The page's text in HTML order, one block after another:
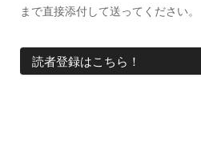
まで直接添付して送ってください。
読者登録はこちら！